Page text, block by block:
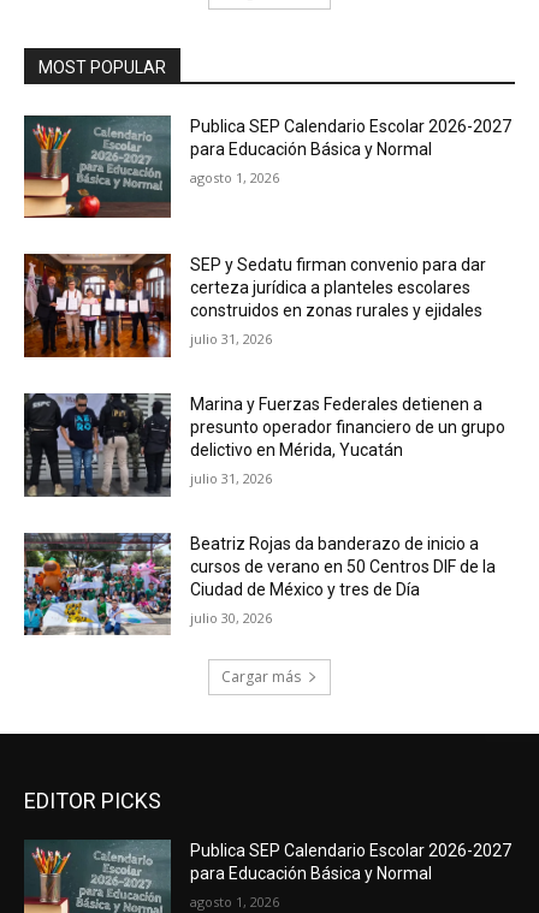
MOST POPULAR
Publica SEP Calendario Escolar 2026-2027
para Educación Básica y Normal
agosto 1, 2026
SEP y Sedatu firman convenio para dar
certeza jurídica a planteles escolares
construidos en zonas rurales y ejidales
julio 31, 2026
Marina y Fuerzas Federales detienen a
presunto operador financiero de un grupo
delictivo en Mérida, Yucatán
julio 31, 2026
Beatriz Rojas da banderazo de inicio a
cursos de verano en 50 Centros DIF de la
Ciudad de México y tres de Día
julio 30, 2026
Cargar más
EDITOR PICKS
Publica SEP Calendario Escolar 2026-2027
para Educación Básica y Normal
agosto 1, 2026